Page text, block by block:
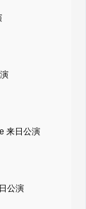
来日公演
公演